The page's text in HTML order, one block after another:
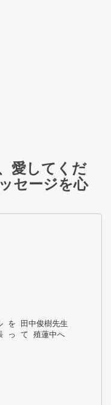
愛してくだ
セージを心
田中俊樹先生
っ て 殖蓮中へ